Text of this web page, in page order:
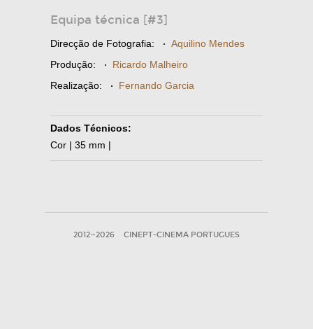
Equipa técnica [#3]
Direcção de Fotografia: · Aquilino Mendes
Produção: · Ricardo Malheiro
Realização: · Fernando Garcia
Dados Técnicos:
Cor | 35 mm |
2012—2026 CINEPT-CINEMA PORTUGUES